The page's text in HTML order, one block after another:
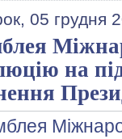
05 грудня
на